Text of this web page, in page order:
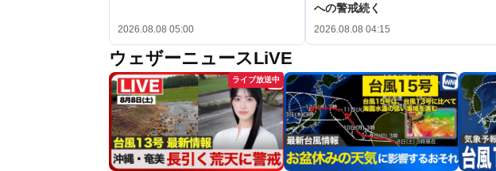
2026.08.08 05:00
への警戒続く
2026.08.08 04:15
ウェザーニュースLiVE
ライブ放送中